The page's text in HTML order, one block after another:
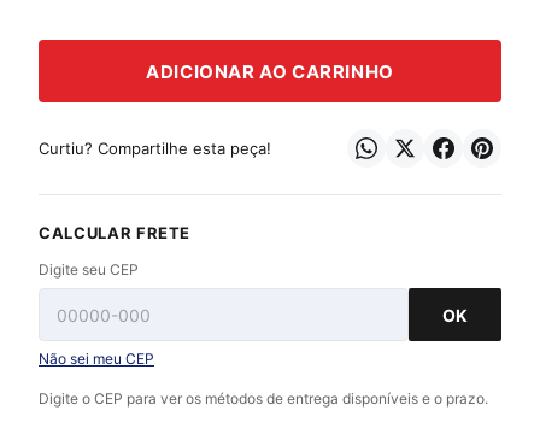
ADICIONAR AO CARRINHO
Curtiu? Compartilhe esta peça!
CALCULAR FRETE
Digite seu CEP
OK
Não sei meu CEP
Digite o CEP para ver os métodos de entrega disponíveis e o prazo.